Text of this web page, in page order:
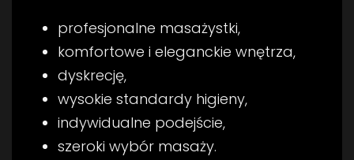
profesjonalne masażystki,
komfortowe i eleganckie wnętrza,
dyskrecję,
wysokie standardy higieny,
indywidualne podejście,
szeroki wybór masaży.